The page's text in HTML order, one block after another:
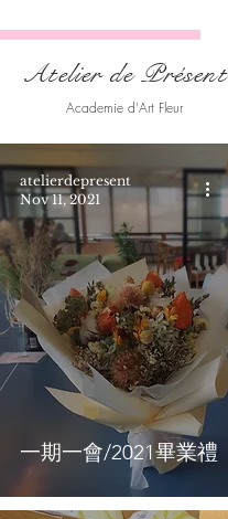
Atelier de Présent
Academie d'Art Fleur
一期一會/2021畢業禮
atelierdepresent
Nov 11, 2021